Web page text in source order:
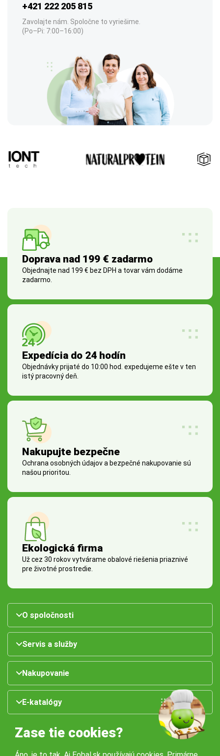
+421 222 205 815
Zavolajte nám. Spoločne to vyriešime.
(Po–Pi: 7:00–16:00)
Doprava nad 199 € zadarmo
Objednajte nad 199 € bez DPH a tovar vám dodáme
zadarmo.
Expedícia do 24 hodín
Objednávky prijaté do 10:00 hod. expedujeme ešte v ten
istý pracovný deň.
Nakupujte bezpečne
Ochrana osobných údajov a bezpečné nakupovanie sú
našou prioritou.
Ekologická firma
Už cez 30 rokov vytvárame obalové riešenia priaznivé
pre životné prostredie.
O spoločnosti
Servis a služby
Nakupovanie
E-katalógy
Zase tie cookies?